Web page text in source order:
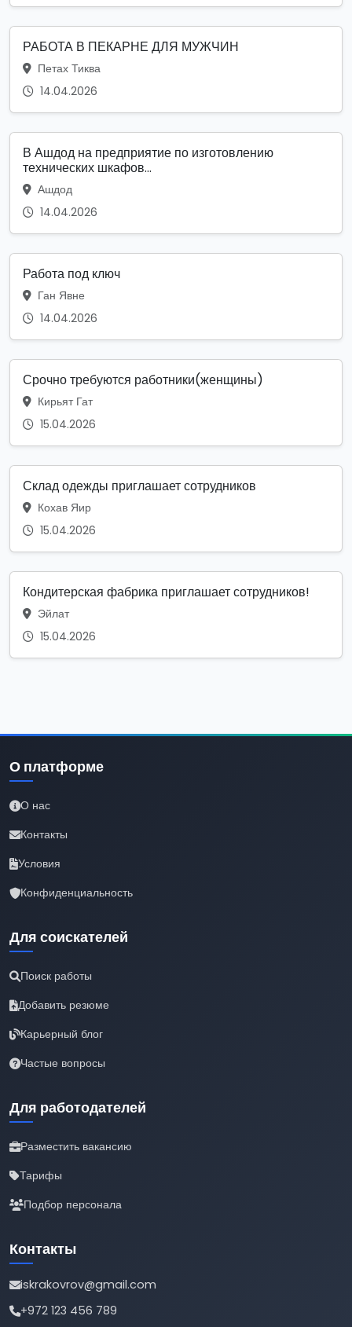
РАБОТА В ПЕКАРНЕ ДЛЯ МУЖЧИН
Петах Тиква
14.04.2026
В Ашдод на предприятие по изготовлению
технических шкафов...
Ашдод
14.04.2026
Работа под ключ
Ган Явне
14.04.2026
Срочно требуются работники(женщины)
Кирьят Гат
15.04.2026
Склад одежды приглашает сотрудников
Кохав Яир
15.04.2026
Кондитерская фабрика приглашает сотрудников!
Эйлат
15.04.2026
О платформе
О нас
Контакты
Условия
Конфиденциальность
Для соискателей
Поиск работы
Добавить резюме
Карьерный блог
Частые вопросы
Для работодателей
Разместить вакансию
Тарифы
Подбор персонала
Контакты
iskrakovrov@gmail.com
+972 123 456 789